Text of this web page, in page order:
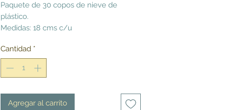
Paquete de 30 copos de nieve de
plástico.
Medidas: 18 cms c/u
Cantidad *
Agregar al carrito